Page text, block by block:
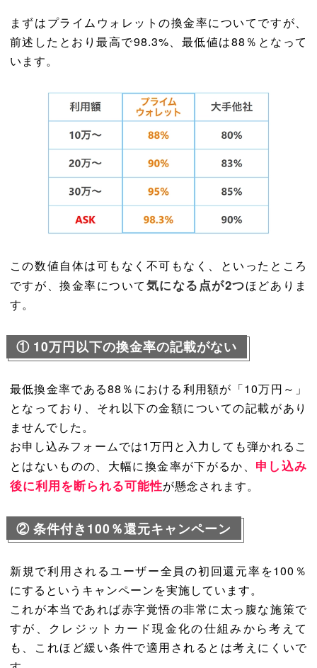
まずはプライムウォレットの換金率についてですが、
前述したとおり最高で98.3%、最低値は88％となって
います。
この数値自体は可もなく不可もなく、といったところ
ですが、換金率について気になる点が2つほどありま
す。
① 10万円以下の換金率の記載がない
最低換金率である88％における利用額が「10万円～」
となっており、それ以下の金額についての記載があり
ませんでした。
お申し込みフォームでは1万円と入力しても弾かれるこ
とはないものの、大幅に換金率が下がるか、 申し込み
後に利用を断られる可能性が懸念されます。
② 条件付き100％還元キャンペーン
新規で利用されるユーザー全員の初回還元率を100％
にするというキャンペーンを実施しています。
これが本当であれば赤字覚悟の非常に太っ腹な施策で
すが、クレジットカード現金化の仕組みから考えて
も、これほど緩い条件で適用されるとは考えにくいで